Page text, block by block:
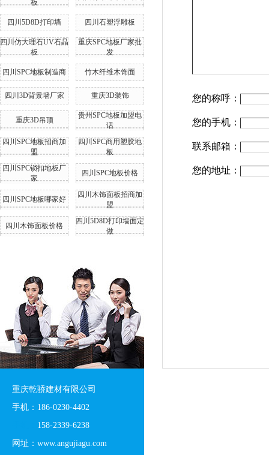
板
四川5D8D打印墙 四川石塑浮雕板
四川仿大理石UV石晶
板
重庆SPC地板厂家批
发
四川SPC地板制造商 竹木纤维木饰面
四川3D背景墙厂家 重庆3D装饰
重庆3D吊顶
贵州SPC地板加盟电
话
四川SPC地板招商加
盟
四川SPC商用塑胶地
板
四川SPC锁扣地板厂
家
四川SPC地板价格
四川SPC地板哪家好
四川木饰面板招商加
盟
四川木饰面板价格
四川5D8D打印墙面定
做
重庆乾骄建材有限公司
手机：186-0230-4402
158-2339-6238
网址：www.angujiagu.com
您的称呼：
您的手机：
联系邮箱：
您的地址：